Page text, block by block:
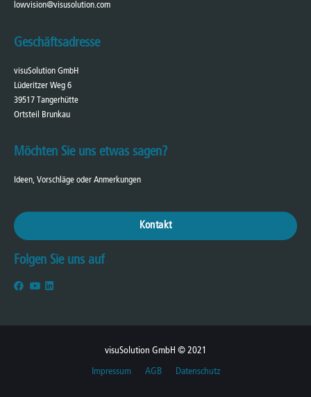
lowvision@visusolution.com
Geschäftsadresse
visuSolution GmbH
Lüderitzer Weg 6
39517 Tangerhütte
Ortsteil Brunkau
Möchten Sie uns etwas sagen?
Ideen, Vorschläge oder Anmerkungen
Kontakt
Folgen Sie uns auf
visuSolution GmbH © 2021
Impressum
AGB Datenschutz